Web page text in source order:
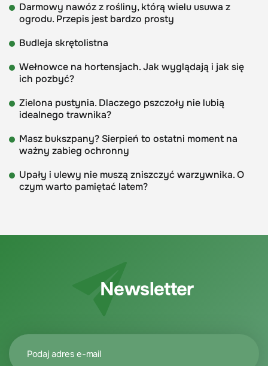
Darmowy nawóz z rośliny, którą wielu usuwa z
ogrodu. Przepis jest bardzo prosty
Budleja skrętolistna
Wełnowce na hortensjach. Jak wyglądają i jak się
ich pozbyć?
Zielona pustynia. Dlaczego pszczoły nie lubią
idealnego trawnika?
Masz bukszpany? Sierpień to ostatni moment na
ważny zabieg ochronny
Upały i ulewy nie muszą zniszczyć warzywnika. O
czym warto pamiętać latem?
Newsletter